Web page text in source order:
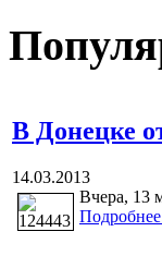
В Донецке
14.03.2013
Вчера, 13